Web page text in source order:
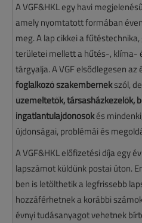
A VGF&HKL egy havi
amely nyomtatott formában
meg. A lap cikkei a
területei mellett a hűtés-, klíma-
tárgyalja. A VGF elsődlegesen
foglalkozó szakembernekszól,
üzemeltetők, társasházkezelők,
ingatlantulajdonosokés
újdonságai, problémái és
A VGF&HKL előfizetési díja egy
lapszámot küldünk postai úton.
ben is letölthetik a legfrissebb
hozzáférhetnek a korábbi
évnyi tudásanyagot vehetnek